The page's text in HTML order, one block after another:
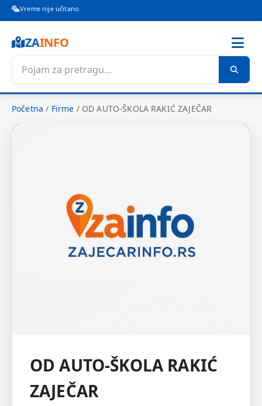
Vreme nije učitano.
ZAINFO
Početna / Firme / OD AUTO-ŠKOLA RAKIĆ ZAJEČAR
OD AUTO-ŠKOLA RAKIĆ
ZAJEČAR